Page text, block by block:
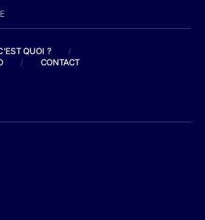
QUOI ?
/
/ CONTACT